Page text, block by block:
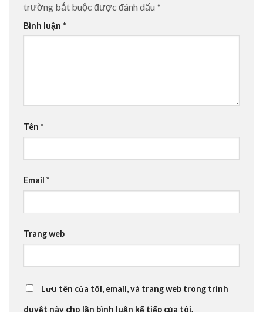
trường bắt buộc được đánh dấu *
Bình luận *
Tên *
Email *
Trang web
Lưu tên của tôi, email, và trang web trong trình
duyệt này cho lần bình luận kế tiếp của tôi.